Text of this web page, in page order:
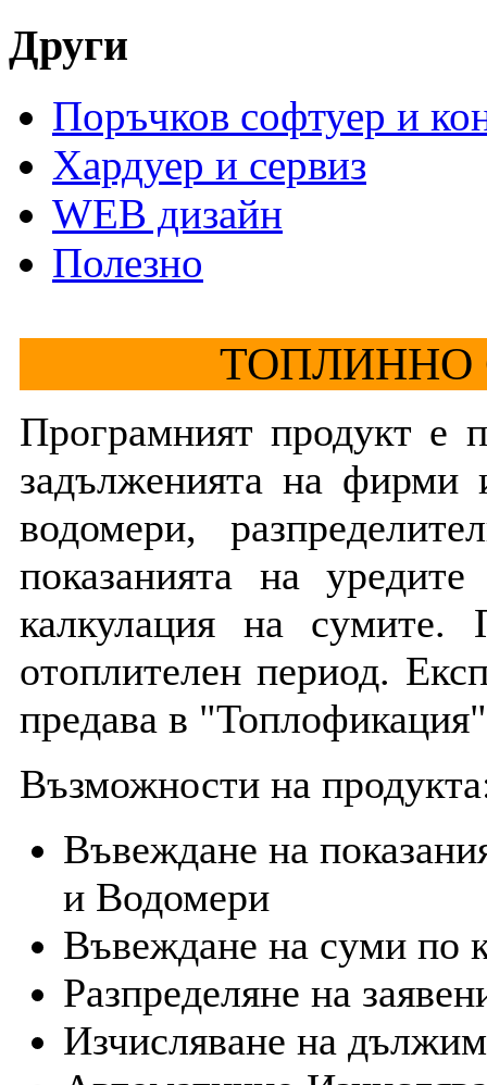
Други
Поръчков софтуер и
Хардуер и сервиз
WEB дизайн
Полезно
ТОПЛИННО
Програмният продукт е
задълженията на фирми
водомери,
показанията на
калкулация на сумите.
отоплителен период.
предава в
Възможности на
Въвеждане на
и Водомери
Въвеждане на суми по
Разпределяне на
Изчисляване на